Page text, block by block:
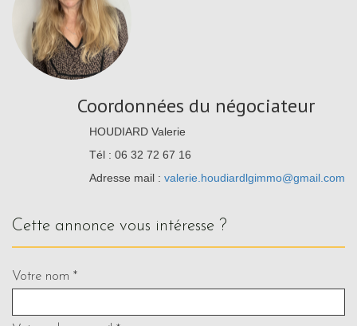
Coordonnées du négociateur
HOUDIARD Valerie
Tél : 06 32 72 67 16
Adresse mail : valerie.houdiardlgimmo@gmail.com
cette annonce vous intéresse ?
Votre nom *